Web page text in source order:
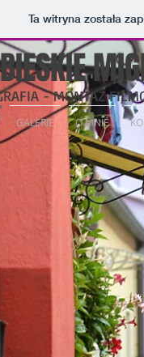
Ta witryna została
- MONTAŻ
GALERIE O MNIE